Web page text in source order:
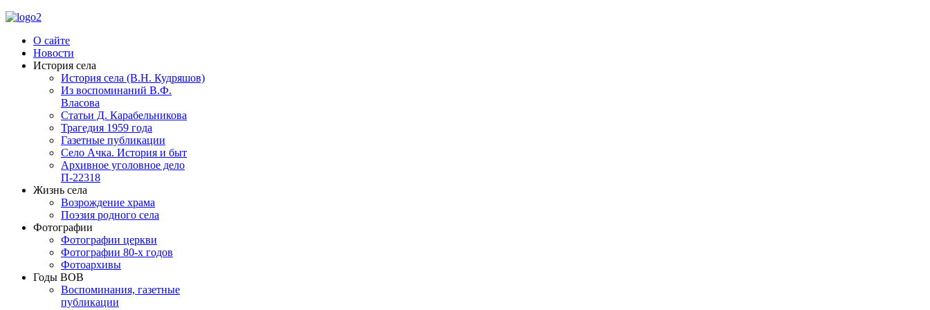
О сайте
Новости
История села
История села (В.Н. Кудряшов)
Из воспоминаний В.Ф.
Власова
Статьи Д. Карабельникова
Трагедия 1959 года
Газетные публикации
Село Ачка. История и быт
Архивное уголовное дело
П-22318
Жизнь села
Возрождение храма
Поэзия родного села
Фотографии
Фотографии церкви
Фотографии 80-х годов
Фотоархивы
Годы ВОВ
Воспоминания, газетные
публикации